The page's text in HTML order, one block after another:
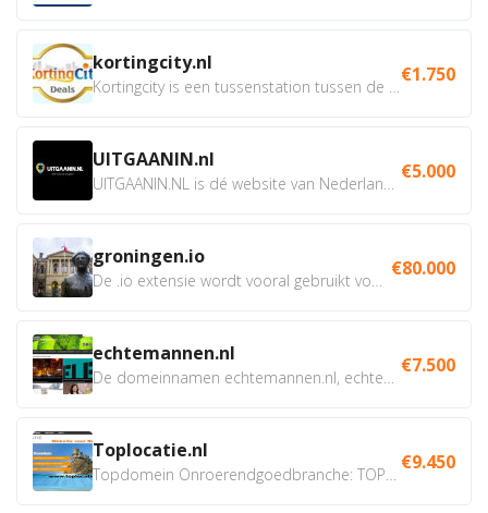
kortingcity.nl €1.750
UITGAANIN.nl €5.000
groningen.io €80.000
echtemannen.nl €7.500
Toplocatie.nl €9.450